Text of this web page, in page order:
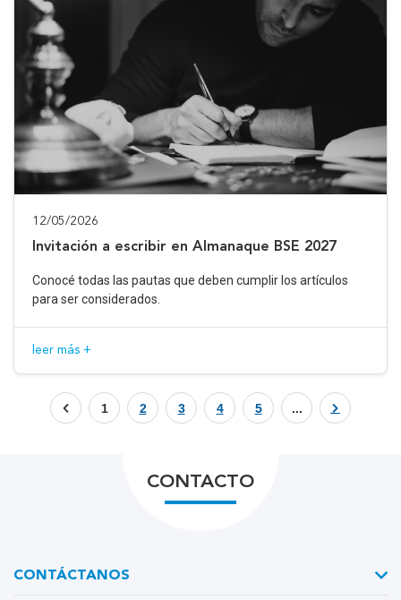
12/05/2026
Invitación a escribir en Almanaque BSE 2027
Conocé todas las pautas que deben cumplir los artículos
para ser considerados.
leer más +
1 2 3 4 5 ...
CONTACTO
CONTÁCTANOS